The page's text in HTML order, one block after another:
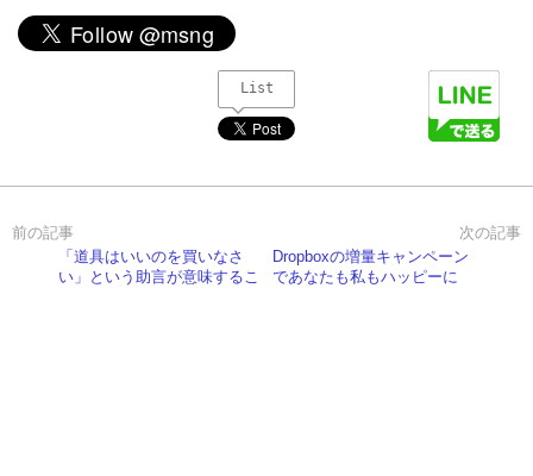
List
「道具はいいのを買いなさ
い」という助言が意味するこ
Dropboxの増量キャンペーン
であなたも私もハッピーに